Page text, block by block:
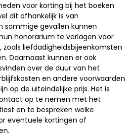
voor korting bij het boeken
dit afhankelijk is van
sommige gevallen kunnen
honorarium te verlagen voor
liefdadigheidsbijeenkomsten
Daarnaast kunnen er ook
over de duur van het
en andere voorwaarden
op de uiteindelijke prijs. Het is
op te nemen met het
en te bespreken welke
eventuele kortingen of